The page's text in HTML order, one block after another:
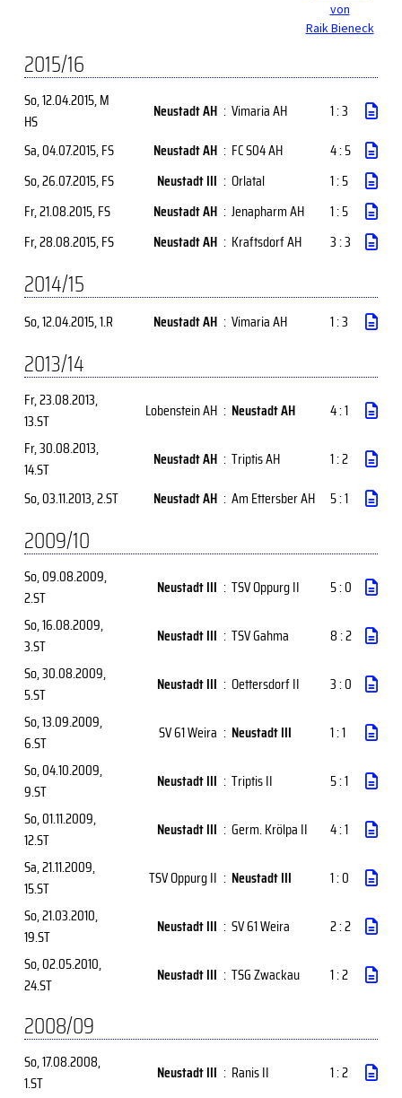
von
Raik Bieneck
2015/16
So, 12.04.2015, M
HS
Neustadt AH : Vimaria AH
1 : 3
Sa, 04.07.2015, FS Neustadt AH : FC S04 AH
4 : 5
So, 26.07.2015, FS Neustadt III : Orlatal
1 : 5
Fr, 21.08.2015, FS Neustadt AH : Jenapharm AH
1 : 5
Fr, 28.08.2015, FS Neustadt AH : Kraftsdorf AH 3 : 3
2014/15
So, 12.04.2015, 1.R Neustadt AH : Vimaria AH 1 : 3
2013/14
Fr, 23.08.2013,
13.ST
Lobenstein AH : Neustadt AH
4 : 1
Fr, 30.08.2013,
14.ST
Neustadt AH : Triptis AH
1 : 2
So, 03.11.2013, 2.ST Neustadt AH : Am Ettersber AH 5 : 1
2009/10
So, 09.08.2009,
2.ST
Neustadt III : TSV Oppurg II
5 : 0
So, 16.08.2009,
3.ST
Neustadt III : TSV Gahma
8 : 2
So, 30.08.2009,
5.ST
Neustadt III : Oettersdorf II
3 : 0
So, 13.09.2009,
6.ST
SV 61 Weira : Neustadt III
1 : 1
So, 04.10.2009,
9.ST
Neustadt III : Triptis II
5 : 1
So, 01.11.2009,
12.ST
Neustadt III : Germ. Krölpa II
4 : 1
Sa, 21.11.2009,
15.ST
TSV Oppurg II : Neustadt III
1 : 0
So, 21.03.2010,
19.ST
Neustadt III : SV 61 Weira
2 : 2
So, 02.05.2010,
24.ST
Neustadt III : TSG Zwackau 1 : 2
2008/09
So, 17.08.2008,
1.ST
Neustadt III : Ranis II
1 : 2